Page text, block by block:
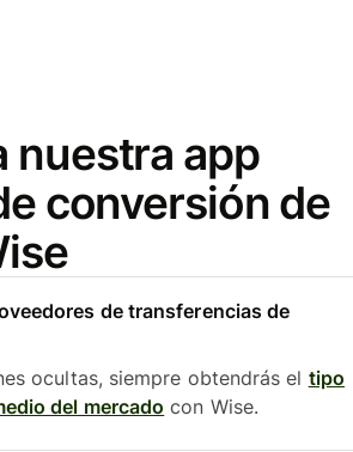
nuestra app
conversión de
de transferencias de
ocultas, siempre obtendrás el tipo
del mercado con Wise.